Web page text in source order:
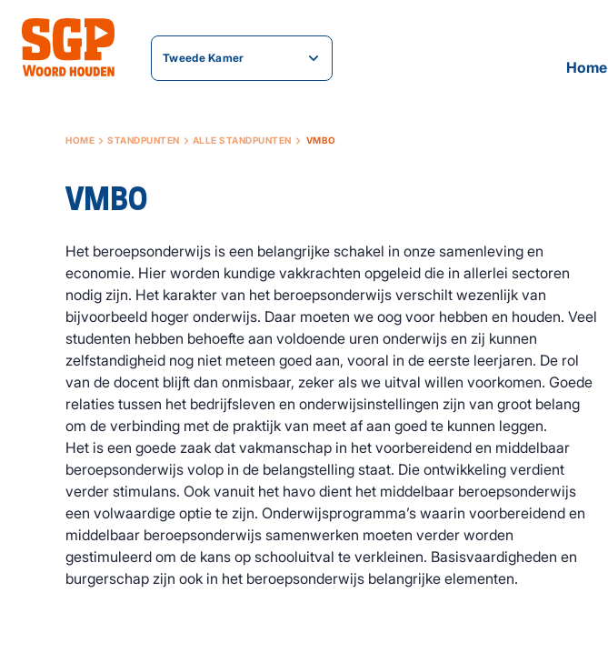
Tweede Kamer
Home
HOME STANDPUNTEN ALLE STANDPUNTEN VMBO
VMBO
Het beroepsonderwijs is een belangrijke schakel in onze samenleving en
economie. Hier worden kundige vakkrachten opgeleid die in allerlei sectoren
nodig zijn. Het karakter van het beroepsonderwijs verschilt wezenlijk van
bijvoorbeeld hoger onderwijs. Daar moeten we oog voor hebben en houden. Veel
studenten hebben behoefte aan voldoende uren onderwijs en zij kunnen
zelfstandigheid nog niet meteen goed aan, vooral in de eerste leerjaren. De rol
van de docent blijft dan onmisbaar, zeker als we uitval willen voorkomen. Goede
relaties tussen het bedrijfsleven en onderwijsinstellingen zijn van groot belang
om de verbinding met de praktijk van meet af aan goed te kunnen leggen.
Het is een goede zaak dat vakmanschap in het voorbereidend en middelbaar
beroepsonderwijs volop in de belangstelling staat. Die ontwikkeling verdient
verder stimulans. Ook vanuit het havo dient het middelbaar beroepsonderwijs
een volwaardige optie te zijn. Onderwijsprogramma’s waarin voorbereidend en
middelbaar beroepsonderwijs samenwerken moeten verder worden
gestimuleerd om de kans op schooluitval te verkleinen. Basisvaardigheden en
burgerschap zijn ook in het beroepsonderwijs belangrijke elementen.